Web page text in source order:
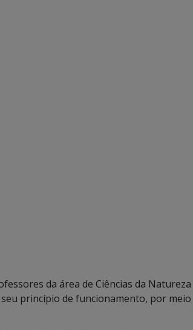
da área de Ciências da Natureza
princípio de funcionamento, por meio